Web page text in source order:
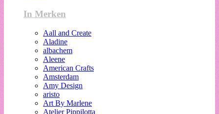
In Merken
Aall and Create
Aladine
albachem
Aleene
American Crafts
Amsterdam
Amy Design
aristo
Art By Marlene
Atelier Pippilotta